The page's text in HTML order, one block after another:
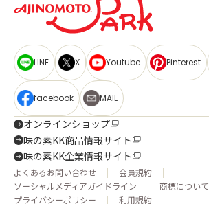
LINE X Youtube Pinterest
facebook MAIL
オンラインショップ
味の素KK商品情報サイト
味の素KK企業情報サイト
よくあるお問い合わせ
会員規約
ソーシャルメディアガイドライン
商標について
プライバシーポリシー
利用規約